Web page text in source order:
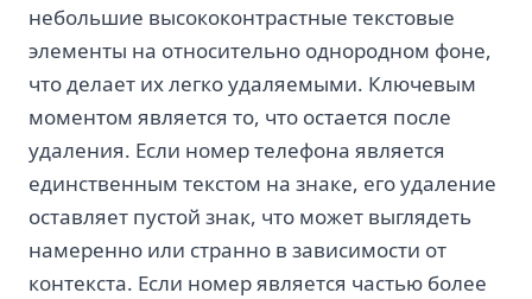
небольшие высококонтрастные текстовые
элементы на относительно однородном фоне,
что делает их легко удаляемыми. Ключевым
моментом является то, что остается после
удаления. Если номер телефона является
единственным текстом на знаке, его удаление
оставляет пустой знак, что может выглядеть
намеренно или странно в зависимости от
контекста. Если номер является частью более